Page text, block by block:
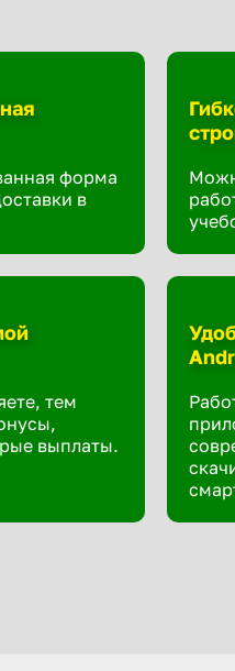
форма
в
тем
выплаты.